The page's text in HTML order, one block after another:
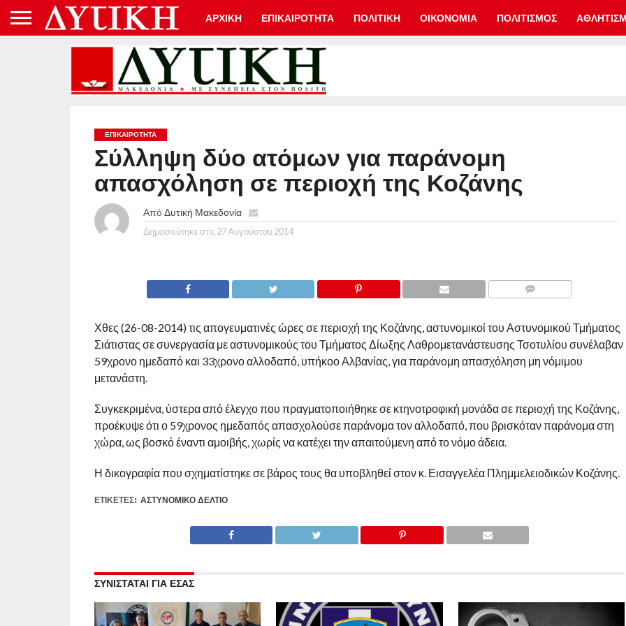
ΑΡΧΙΚΗ ΕΠΙΚΑΙΡΟΤΗΤΑ ΠΟΛΙΤΙΚΗ ΟΙΚΟΝΟΜΙΑ ΠΟΛΙΤΙΣΜΟΣ
ΕΠΙΚΑΙΡΟΤΗΤΑ
Σύλληψη δύο ατόμων για παράνομη
απασχόληση σε περιοχή της Κοζάνης
ΑπόΔυτική Μακεδονία
Δημοσιεύτηκε στις 27 Αυγούστου 2014
Χθες (26-08-2014) τις απογευματινές ώρες σε περιοχή της Κοζάνης, αστυνομικοί του Αστυνομικού Τμήματος
Σιάτιστας σε συνεργασία με αστυνομικούς του Τμήματος Δίωξης Λαθρομετανάστευσης Τσοτυλίου συνέλαβαν
59χρονο ημεδαπό και 33χρονο αλλοδαπό, υπήκοο Αλβανίας, για παράνομη απασχόληση μη νόμιμου
μετανάστη.
Συγκεκριμένα, ύστερα από έλεγχο που πραγματοποιήθηκε σε κτηνοτροφική μονάδα σε περιοχή της Κοζάνης,
προέκυψε ότι ο 59χρονος ημεδαπός απασχολούσε παράνομα τον αλλοδαπό, που βρισκόταν παράνομα στη
χώρα, ως βοσκό έναντι αμοιβής, χωρίς να κατέχει την απαιτούμενη από το νόμο άδεια.
Η δικογραφία που σχηματίστηκε σε βάρος τους θα υποβληθεί στον κ. Εισαγγελέα Πλημμελειοδικών Κοζάνης.
ΕΤΙΚΕΤΕΣ: ΑΣΤΥΝΟΜΙΚΌ ΔΕΛΤΊΟ
ΣΥΝΙΣΤΑΤΑΙ ΓΙΑ ΕΣΑΣ